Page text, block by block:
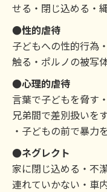
せる・閉じ込める・
●性的虐待
子どもへの性的行為
触る・ポルノの被写
●心理的虐待
言葉で子どもを脅す
兄弟間で差別扱いを
・子どもの前で暴力
●ネグレクト
家に閉じ込める・不
連れていかない・車